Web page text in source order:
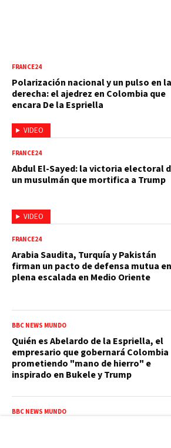
VIDEO
FRANCE24
Polarización nacional y un pulso en la
derecha: el ajedrez en Colombia que
encara De la Espriella
VIDEO
FRANCE24
Abdul El-Sayed: la victoria electoral
un musulmán que mortifica a Trump
FRANCE24
Arabia Saudita, Turquía y Pakistán
firman un pacto de defensa mutua en
plena escalada en Medio Oriente
BBC NEWS MUNDO
Quién es Abelardo de la Espriella, el
empresario que gobernará Colombia
prometiendo "mano de hierro" e
inspirado en Bukele y Trump
BBC NEWS MUNDO